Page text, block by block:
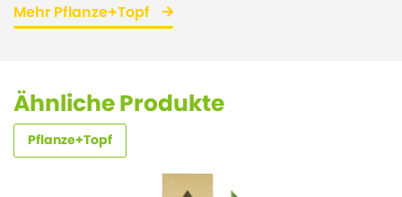
Mehr Pflanze+Topf
Ähnliche Produkte
Pflanze+Topf